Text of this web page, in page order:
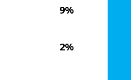
9%
2%